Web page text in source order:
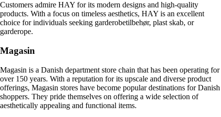
Customers admire HAY for its modern designs and high-quality
products. With a focus on timeless aesthetics, HAY is an excellent
choice for individuals seeking garderobetilbehør, plast skab, or
garderope.
Magasin
Magasin is a Danish department store chain that has been operating for
over 150 years. With a reputation for its upscale and diverse product
offerings, Magasin stores have become popular destinations for Danish
shoppers. They pride themselves on offering a wide selection of
aesthetically appealing and functional items.